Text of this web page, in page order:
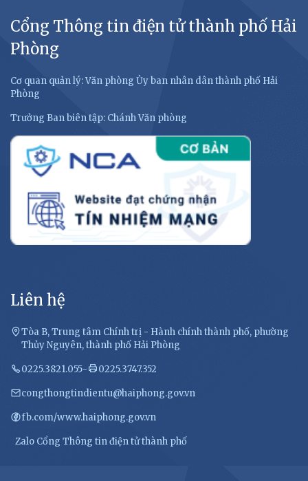
Cổng Thông tin điện tử thành phố Hải
Phòng
Cơ quan quản lý: Văn phòng Ủy ban nhân dân thành phố Hải
Phòng
Trưởng Ban biên tập: Chánh Văn phòng
Liên hệ
Tòa B, Trung tâm Chính trị - Hành chính thành phố, phường
Thủy Nguyên, thành phố Hải Phòng
0225.3821.055- 0225.3747.352
congthongtindientu@haiphong.gov.vn
fb.com/www.haiphong.gov.vn
Zalo Cổng Thông tin điện tử thành phố